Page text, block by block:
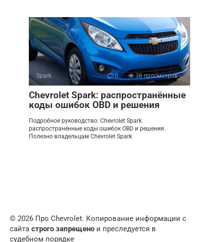
Spark 0 38 просмотров
Chevrolet Spark: распространённые
коды ошибок OBD и решения
Подробное руководство: Chevrolet Spark:
распространённые коды ошибок OBD и решения.
Полезно владельцам Chevrolet Spark
© 2026 Про Chevrolet. Копирование информации с
сайта строго запрещено и преследуется в
судебном порядке